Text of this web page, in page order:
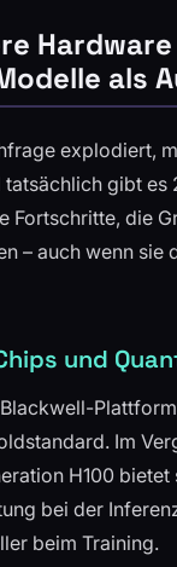
als
explodiert,
tatsächlich gibt es
Fortschritte, die
– auch wenn sie
und
Im
H100 bietet
bei der
beim Training.